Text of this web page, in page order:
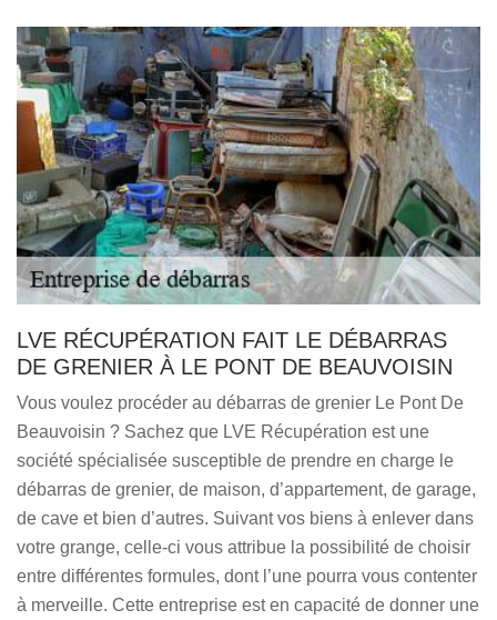
LVE RÉCUPÉRATION FAIT LE DÉBARRAS
DE GRENIER À LE PONT DE BEAUVOISIN
Vous voulez procéder au débarras de grenier Le Pont De
Beauvoisin ? Sachez que LVE Récupération est une
société spécialisée susceptible de prendre en charge le
débarras de grenier, de maison, d’appartement, de garage,
de cave et bien d’autres. Suivant vos biens à enlever dans
votre grange, celle-ci vous attribue la possibilité de choisir
entre différentes formules, dont l’une pourra vous contenter
à merveille. Cette entreprise est en capacité de donner une